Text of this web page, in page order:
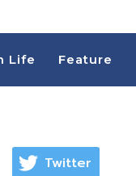
Life Feature
Twitter